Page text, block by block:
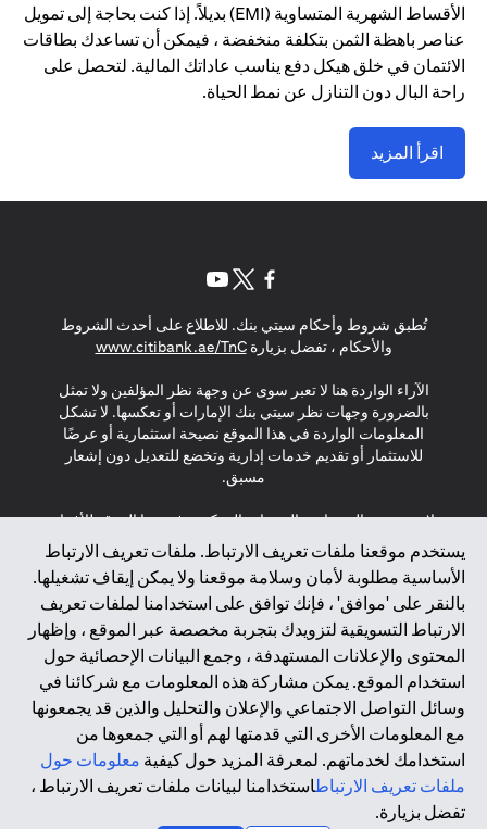
الأقساط الشهرية المتساوية (EMI) بديلاً. إذا كنت بحاجة إلى تمويل
عناصر باهظة الثمن بتكلفة منخفضة ، فيمكن أن تساعدك بطاقات
الائتمان في خلق هيكل دفع يناسب عاداتك المالية. لتحصل على
راحة البال دون التنازل عن نمط الحياة.
اقرأ المزيد
يستخدم موقعنا ملفات تعريف الارتباط. ملفات تعريف الارتباط
الأساسية مطلوبة لأمان وسلامة موقعنا ولا يمكن إيقاف تشغيلها.
بالنقر على 'موافق' ، فإنك توافق على استخدامنا لملفات تعريف
الارتباط التسويقية لتزويدك بتجربة مخصصة عبر الموقع ، وإظهار
المحتوى والإعلانات المستهدفة ، وجمع البيانات الإحصائية حول
استخدام الموقع. يمكن مشاركة هذه المعلومات مع شركائنا في
وسائل التواصل الاجتماعي والإعلان والتحليل والذين قد يجمعونها
مع المعلومات الأخرى التي قدمتها لهم أو التي جمعوها من
استخدامك لخدماتهم. لمعرفة المزيد حول كيفية معلومات حول
ملفات تعريف الارتباطاستخدامنا لبيانات ملفات تعريف الارتباط ،
تفضل بزيارة.
تُطبق شروط وأحكام سيتي بنك. للاطلاع على أحدث الشروط
والأحكام ، تفضل بزيارةwww.citibank.ae/TnC
in a new tab
الآراء الواردة هنا لا تعبر سوى عن وجهة نظر المؤلفين ولا تمثل
بالضرورة وجهات نظر سيتي بنك الإمارات أو تعكسها. لا تشكل
المعلومات الواردة في هذا الموقع نصيحة استثمارية أو عرضًا
للاستثمار أو تقديم خدمات إدارية وتخضع للتعديل دون إشعار
مسبق.
لا يتم تقديم المنتجات والخدمات المذكورة في هذا الموقع للأفراد
المقيمين في الاتحاد الأوروبي أو المنطقة الاقتصادية الأوروبية أو
سويسرا أو غيرنسي أو جيرسي أو موناكو أو سان مارينو أو
الفاتيكان أو جزيرة مان أو المملكة المتحدة أو خصوصية البيانات
(لائحة حماية البيانات العامة \ قانون حماية البيانات الشخصية
العامة \ قانون خصوصية نيوزيلندا). المحتوى الموجود في هذه
الصفحة ليس ولا ينبغي تفسيره على أنه عرض أو دعوة أو دعوة
لشراء أو بيع أي من المنتجات والخدمات المذكورة هنا لمثل هؤلاء
الأفراد.
*GDPR – اللائحة العامة لحماية البيانات؛ * LGPD – Lei Geral de
Proteção de Dados Pessoais ; *NZPA – قانون الخصوصية
النيوزيلندي